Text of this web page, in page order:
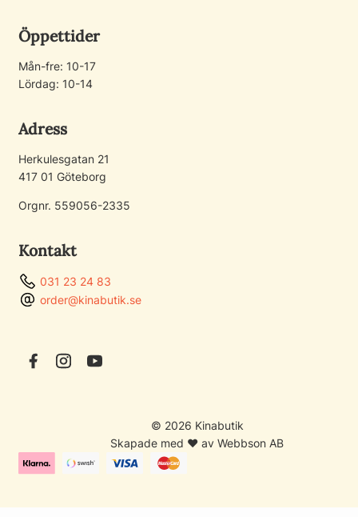
Öppettider
Mån-fre: 10-17
Lördag: 10-14
Adress
Herkulesgatan 21
417 01 Göteborg
Orgnr. 559056-2335
Kontakt
031 23 24 83
order@kinabutik.se
© 2026 Kinabutik
Skapade med ♥ av Webbson AB